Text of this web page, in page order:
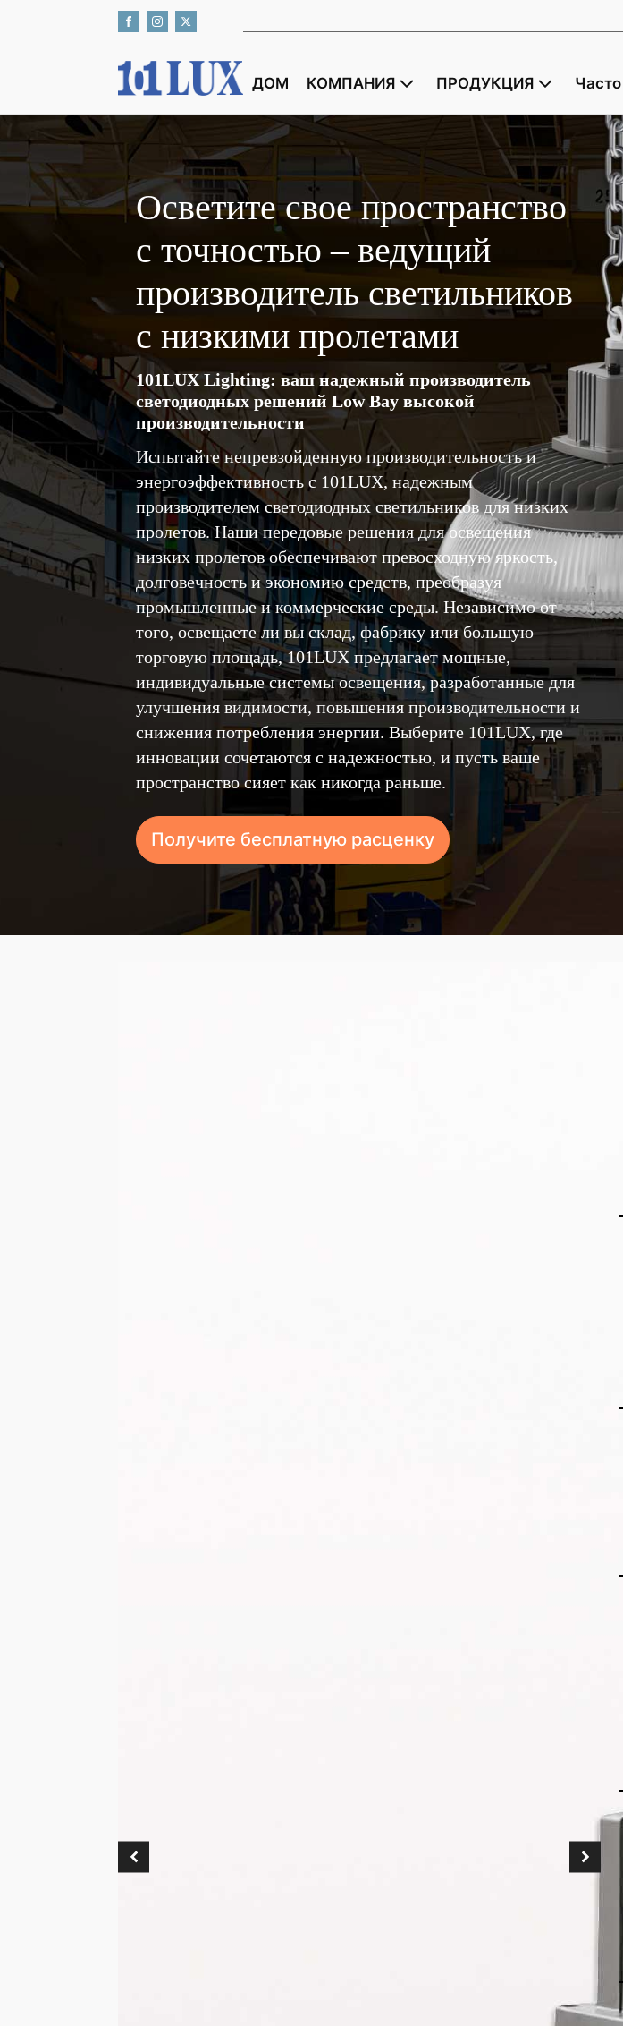
ДОМ КОМПАНИЯ ПРОДУКЦИЯ
Осветите свое пространство
с точностью – ведущий
производитель светильников
с низкими пролетами
101LUX Lighting: ваш надежный производитель
светодиодных решений Low Bay высокой
производительности
Испытайте непревзойденную производительность и
энергоэффективность с 101LUX, надежным
производителем светодиодных светильников для низких
пролетов. Наши передовые решения для освещения
низких пролетов обеспечивают превосходную яркость,
долговечность и экономию средств, преобразуя
промышленные и коммерческие среды. Независимо от
того, освещаете ли вы склад, фабрику или большую
торговую площадь, 101LUX предлагает мощные,
индивидуальные системы освещения, разработанные для
улучшения видимости, повышения производительности и
снижения потребления энергии. Выберите 101LUX, где
инновации сочетаются с надежностью, и пусть ваше
пространство сияет как никогда раньше.
Получите бесплатную расценку